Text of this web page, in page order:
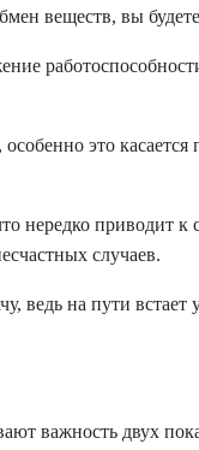
веществ, вы
это
нередко приводит
случаев.
на пути встает
важность двух